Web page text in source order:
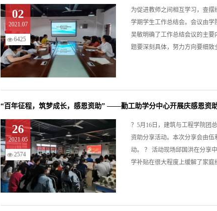
02
2021.07
6425
为促进教师之间相互学习，查
学期学生工作总结会。会议由学
吴敏明确了工作总结会议的主要
题要深刻具体，努力方向要细致
“百年征程，筑梦成长，感恩资助” ——勤工助学分中心开展庆感恩资
26
2021.05
2574
？5月16日，建筑与工程学院团
资助分享活动。本次分享会由
动。 ？ 活动现场邱国洪在分享
学补贴在很大程度上缓解了家庭